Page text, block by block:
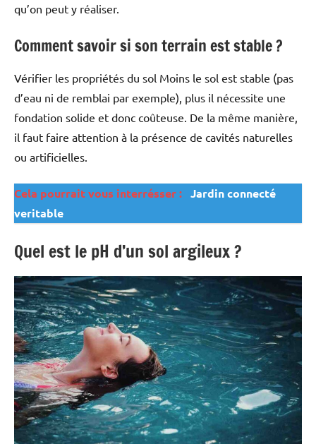
qu’on peut y réaliser.
Comment savoir si son terrain est stable ?
Vérifier les propriétés du sol Moins le sol est stable (pas
d’eau ni de remblai par exemple), plus il nécessite une
fondation solide et donc coûteuse. De la même manière,
il faut faire attention à la présence de cavités naturelles
ou artificielles.
Cela pourrait vous interrésser : Jardin connecté
veritable
Quel est le pH d’un sol argileux ?